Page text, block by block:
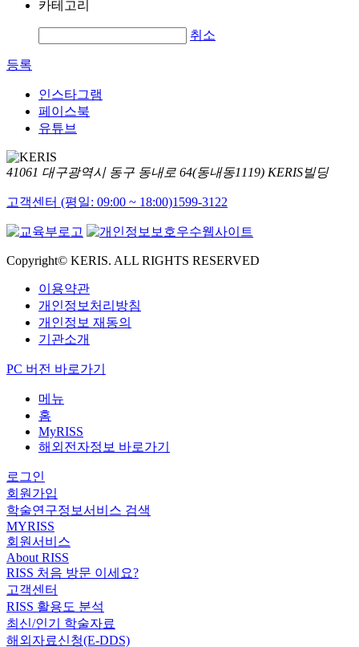
카테고리
취소
등록
인스타그램
페이스북
유튜브
41061 대구광역시 동구 동내로 64(동내동1119) KERIS빌딩
고객센터 (평일: 09:00 ~ 18:00)1599-3122
Copyright© KERIS. ALL RIGHTS RESERVED
이용약관
개인정보처리방침
개인정보 재동의
기관소개
PC 버전 바로가기
메뉴
홈
MyRISS
해외전자정보 바로가기
로그인
회원가입
학술연구정보서비스 검색
MYRISS
회원서비스
About RISS
RISS 처음 방문 이세요?
고객센터
RISS 활용도 분석
최신/인기 학술자료
해외자료신청(E-DDS)